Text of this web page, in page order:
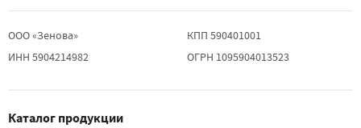
ООО «Зенова»
ИНН 5904214982
КПП 590401001
ОГРН 1095904013523
Каталог продукции